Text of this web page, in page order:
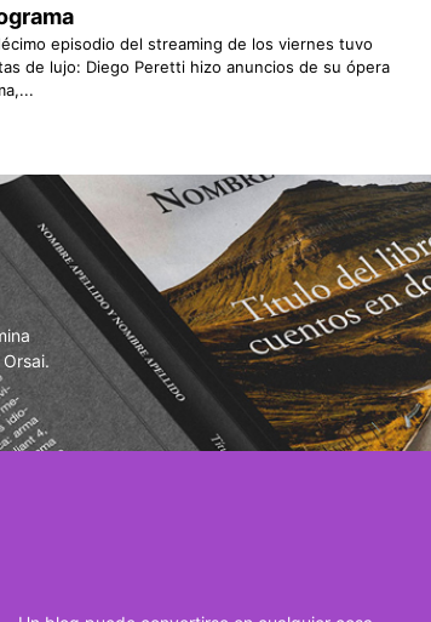
episodio del streaming de los viernes tuvo
de lujo: Diego Peretti hizo anuncios de su ópera